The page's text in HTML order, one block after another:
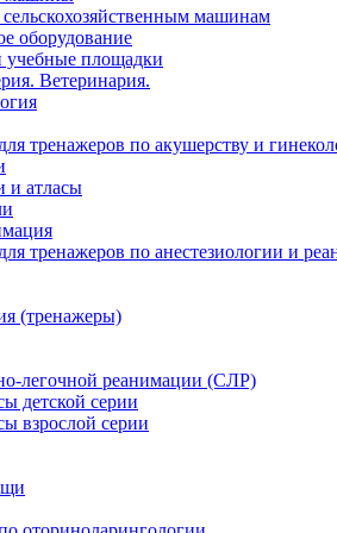
машинам
оборудование
учебные площадки
Ветеринария.
тренажеров по акушерству и
и атласы
тренажеров по анестезиологии и
(тренажеры)
легочной реанимации (СЛР)
детской серии
взрослой серии